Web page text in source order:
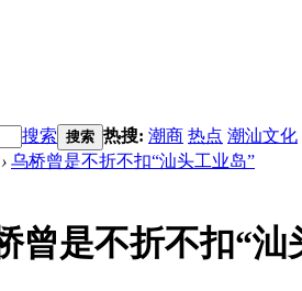
搜索 搜索 热搜: 潮商 热点 潮汕文化
› 乌桥曾是不折不扣“汕头工业岛”
曾是不折不扣“汕